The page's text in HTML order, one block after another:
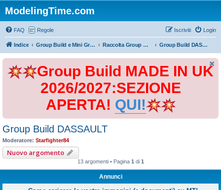
ModelingTime.com
FAQ Regole Login
Iscriviti
Indice Group Build e Mini Group Build Raccolta Group Build Group Build DASSAULT
Group Build MADE IN UK
2026/2027:SEZIONE
APERTA! QUI!
Group Build DASSAULT
Moderatore: Starfighter84
Nuovo argomento
13 argomenti • Pagina 1 di 1
Annunci